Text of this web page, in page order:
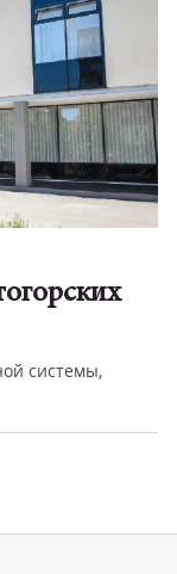
системы,